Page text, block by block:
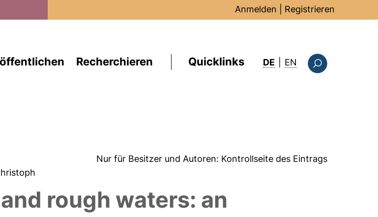
Anmelden Registrieren
Recherchieren Quicklinks DE EN : this page in
Nur für Besitzer und Autoren: Kontrollseite des Eintrags
rough waters: an